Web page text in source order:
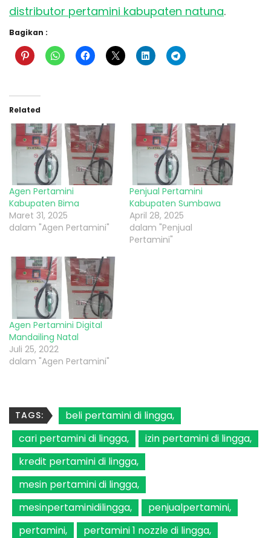
distributor pertamini kabupaten natuna.
Bagikan :
Related
Agen Pertamini
Kabupaten Bima
Maret 31, 2025
dalam "Agen Pertamini"
Penjual Pertamini
Kabupaten Sumbawa
April 28, 2025
dalam "Penjual
Pertamini"
Agen Pertamini Digital
Mandailing Natal
Juli 25, 2022
dalam "Agen Pertamini"
TAGS:
beli pertamini di lingga
cari pertamini di lingga
izin pertamini di lingga
kredit pertamini di lingga
mesin pertamini di lingga
mesinpertaminidilingga
penjualpertamini
pertamini
pertamini 1 nozzle di lingga